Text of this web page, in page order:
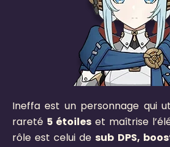
Ineffa est un personnage qui
rareté 5 étoiles et maîtrise
rôle est celui desub DPS,